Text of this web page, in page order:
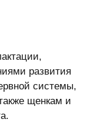
развития
системы,
щенкам и